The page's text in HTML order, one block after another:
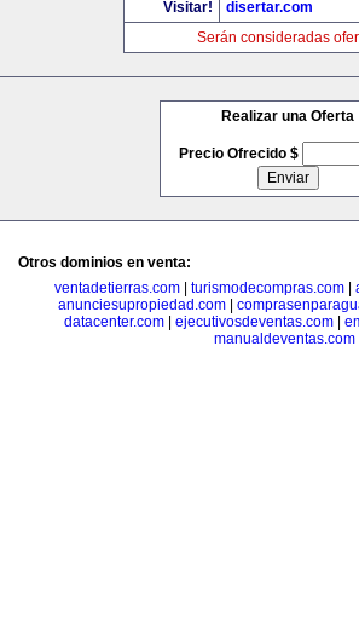
Visitar!
disertar.com
Serán consideradas
Realizar una Oferta
Precio Ofrecido $
Otros dominios en venta:
ventadetierras.com
turismodecompras.com
anunciesupropiedad.com|
datacenter.com
ejecutivosdeventas.com
manualdeventas.com